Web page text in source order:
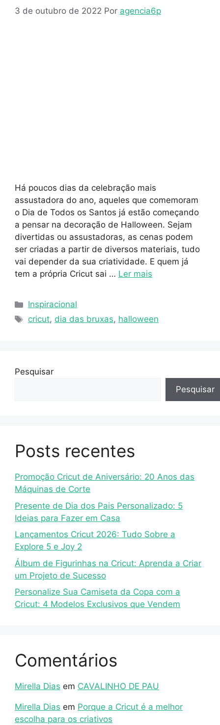
3 de outubro de 2022 Por agencia6p
Há poucos dias da celebração mais
assustadora do ano, aqueles que comemoram
o Dia de Todos os Santos já estão começando
a pensar na decoração de Halloween. Sejam
divertidas ou assustadoras, as cenas podem
ser criadas a partir de diversos materiais, tudo
vai depender da sua criatividade. E quem já
tem a própria Cricut sai … Ler mais
Inspiracional
cricut, dia das bruxas, halloween
Pesquisar
Pesquisar
Posts recentes
Promoção Cricut de Aniversário: 20 Anos das
Máquinas de Corte
Presente de Dia dos Pais Personalizado: 5
Ideias para Fazer em Casa
Lançamentos Cricut 2026: Tudo Sobre a
Explore 5 e Joy 2
Álbum de Figurinhas na Cricut: Aprenda a Criar
um Projeto de Sucesso
Personalize Sua Camiseta da Copa com a
Cricut: 4 Modelos Exclusivos que Vendem
Comentários
Mirella Dias em CAVALINHO DE PAU
Mirella Dias em Porque a Cricut é a melhor
escolha para os criativos